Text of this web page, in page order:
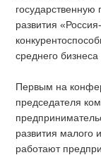
государственную
развития
среднего
Первым на
председателя
развития малого
работают